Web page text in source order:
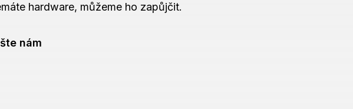
hardware, můžeme ho zapůjčit.
nám